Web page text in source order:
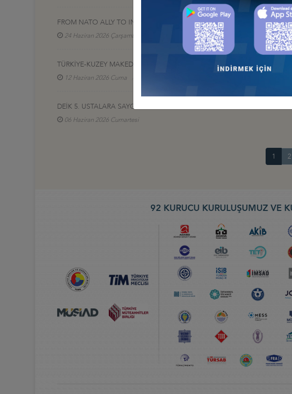
FROM NATO ALLY TO INDUSTRIAL PARTNER: ADVANCING EU–TÜRKIYE
24 Haziran 2026 Çarşamba Türkiye - Avrupa İş Konseyleri
TÜRKİYE-KUZEY MAKEDONYA İŞ FORUMU, İSTANBUL’DA
12 Haziran 2026 Cuma
DEİK 5. USTALARA SAYGI ÖDÜLLERİ SAHİPLERİNİ BULDU
06 Haziran 2026 Cumartesi
1 2
92 KURUCU KURULUŞUMUZ VE